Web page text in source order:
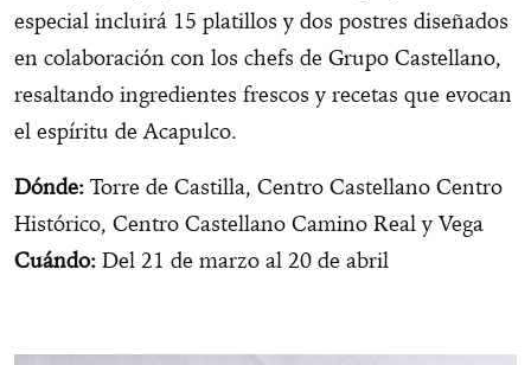
especial incluirá 15 platillos y dos postres diseñados
en colaboración con los chefs de Grupo Castellano,
resaltando ingredientes frescos y recetas que evocan
el espíritu de Acapulco.
Dónde: Torre de Castilla, Centro Castellano Centro
Histórico, Centro Castellano Camino Real y Vega
Cuándo: Del 21 de marzo al 20 de abril